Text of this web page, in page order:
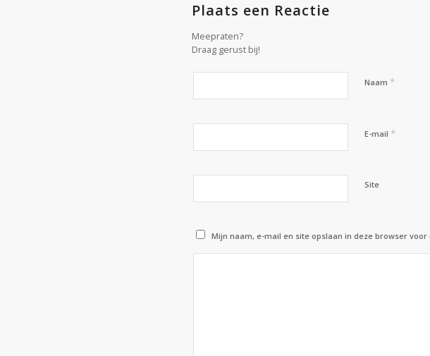
Plaats een Reactie
Meepraten?
Draag gerust bij!
Naam *
E-mail *
Site
Mijn naam, e-mail en site opslaan in deze browser